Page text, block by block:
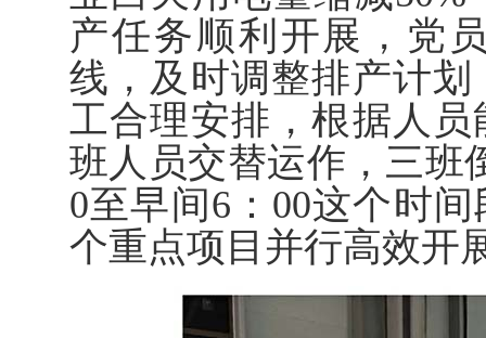
产任务顺利开展，党
线，及时调整排产计
工合理安排，根据人
班人员交替运作，三班
0至早间6：00这个时
个重点项目并行高效开